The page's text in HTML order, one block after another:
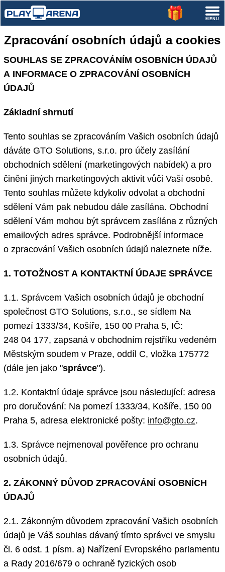
Zpracování osobních údajů a cookies
SOUHLAS SE ZPRACOVÁNÍM OSOBNÍCH ÚDAJŮ
A INFORMACE O ZPRACOVÁNÍ OSOBNÍCH
ÚDAJŮ
Základní shrnutí
Tento souhlas se zpracováním Vašich osobních údajů
dáváte GTO Solutions, s.r.o. pro účely zasílání
obchodních sdělení (marketingových nabídek) a pro
činění jiných marketingových aktivit vůči Vaší osobě.
Tento souhlas můžete kdykoliv odvolat a obchodní
sdělení Vám pak nebudou dále zasílána. Obchodní
sdělení Vám mohou být správcem zasílána z různých
emailových adres správce. Podrobnější informace
o zpracování Vašich osobních údajů naleznete níže.
1. TOTOŽNOST A KONTAKTNÍ ÚDAJE SPRÁVCE
1.1. Správcem Vašich osobních údajů je obchodní
společnost GTO Solutions, s.r.o., se sídlem Na
pomezí 1333/34, Košíře, 150 00 Praha 5, IČ:
248 04 177, zapsaná v obchodním rejstříku vedeném
Městským soudem v Praze, oddíl C, vložka 175772
(dále jen jako "správce").
1.2. Kontaktní údaje správce jsou následující: adresa
pro doručování: Na pomezí 1333/34, Košíře, 150 00
Praha 5, adresa elektronické pošty: info@gto.cz.
1.3. Správce nejmenoval pověřence pro ochranu
osobních údajů.
2. ZÁKONNÝ DŮVOD ZPRACOVÁNÍ OSOBNÍCH
ÚDAJŮ
2.1. Zákonným důvodem zpracování Vašich osobních
údajů je Váš souhlas dávaný tímto správci ve smyslu
čl. 6 odst. 1 písm. a) Nařízení Evropského parlamentu
a Rady 2016/679 o ochraně fyzických osob